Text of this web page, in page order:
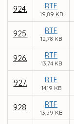
924. RTF
19,89 KB
925. RTF
12,78 KB
926. RTF
13,74 KB
927. RTF
14,19 KB
928. RTF
13,59 KB